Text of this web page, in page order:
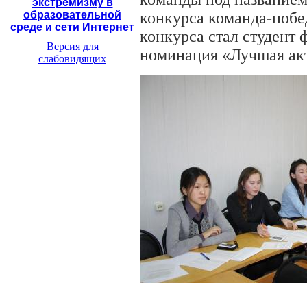
экстремизму в
образовательной
среде и сети Интернет
Версия для
слабовидящих
конкурса команда-
конкурса стал
номинация «Лучшая